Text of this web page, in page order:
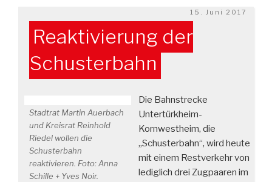
Veröffentlicht
am
15. Juni 2017
Reaktivierung der
Schusterbahn
Stadtrat Martin Auerbach
und Kreisrat Reinhold
Riedel wollen die
Schusterbahn
reaktivieren. Foto: Anna
Schille + Yves Noir.
Die Bahnstrecke
Untertürkheim-
Kornwestheim, die
„Schusterbahn“, wird heute
mit einem Restverkehr von
lediglich drei Zugpaaren im